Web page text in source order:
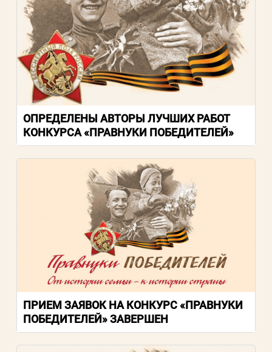
ОПРЕДЕЛЕНЫ АВТОРЫ ЛУЧШИХ РАБОТ
КОНКУРСА «ПРАВНУКИ ПОБЕДИТЕЛЕЙ»
ПРИЕМ ЗАЯВОК НА КОНКУРС «ПРАВНУКИ
ПОБЕДИТЕЛЕЙ» ЗАВЕРШЕН